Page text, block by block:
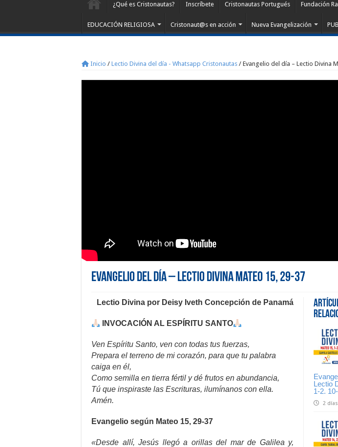
¿Qué es Cristonautas? Inscríbete Cristonautas Portugués Fundación
EDUCACIÓN RELIGIOSA Cristonaut@s en acción Nueva Evangelización
Inicio / Lectio Divina del día - Whatsapp Cristonautas / Evangelio del día – Lectio Divina
Evangelio del día – Lectio Divina Mateo 15, 29-37
Lectio
1-2.
2
Lectio Divina por Deisy Iveth Concepción de Panamá
INVOCACIÓN AL ESPÍRITU SANTO
Ven Espíritu Santo, ven con todas tus fuerzas,
Prepara el terreno de mi corazón, para que tu palabra
caiga en él,
Como semilla en tierra fértil y dé frutos en abundancia,
Tú que inspiraste las Escrituras, ilumínanos con ella.
Amén.
Evangelio según Mateo 15, 29-37
«Desde allí, Jesús llegó a orillas del mar de Galilea y,